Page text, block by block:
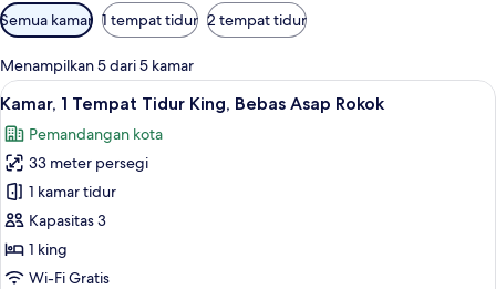
Filter
tersedia
untuk
kamar
Semua kamar 1 tempat tidur 2 tempat tidur
Menampilkan 5 dari 5 kamar
Lihat
semua
foto
untuk
Kamar,
1
Tempat
Tidur
Brankas, meja kerja, ruang kerja
5
Kamar, 1 Tempat Tidur King, Bebas Asap Rokok
Pemandangan kota
33 meter persegi
1 kamar tidur
Kapasitas 3
1 king
Wi-Fi Gratis